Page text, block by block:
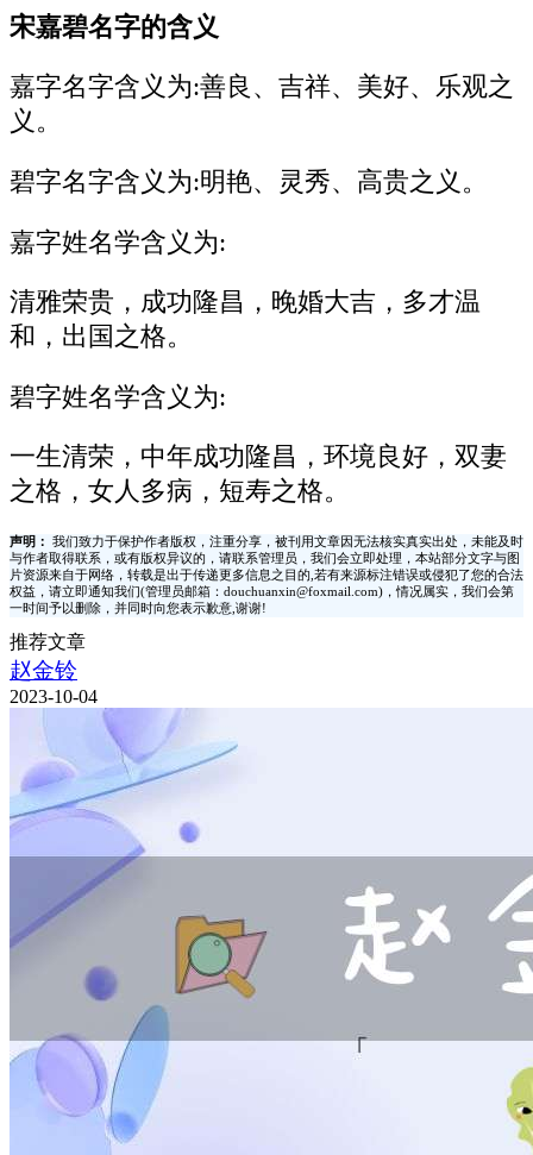
宋嘉碧名字的含义
嘉字名字含义为:善良、吉祥、美好、乐观之
义。
碧字名字含义为:明艳、灵秀、高贵之义。
嘉字姓名学含义为:
清雅荣贵，成功隆昌，晚婚大吉，多才温
和，出国之格。
碧字姓名学含义为:
一生清荣，中年成功隆昌，环境良好，双妻
之格，女人多病，短寿之格。
声明：
我们致力于保护作者版权，注重分享，被刊用文章因无法核实真实出处，未能及时
与作者取得联系，或有版权异议的，请联系管理员，我们会立即处理，本站部分文字与图
片资源来自于网络，转载是出于传递更多信息之目的,若有来源标注错误或侵犯了您的合法
权益，请立即通知我们(管理员邮箱：douchuanxin@foxmail.com)，情况属实，我们会第
一时间予以删除，并同时向您表示歉意,谢谢!
推荐文章
赵金铃
2023-10-04